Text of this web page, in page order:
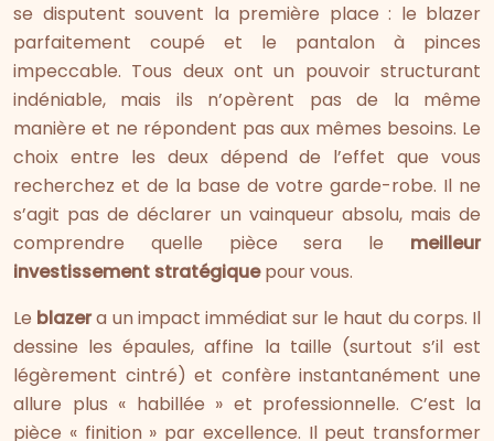
se disputent souvent la première place : le blazer
parfaitement coupé et le pantalon à pinces
impeccable. Tous deux ont un pouvoir structurant
indéniable, mais ils n’opèrent pas de la même
manière et ne répondent pas aux mêmes besoins. Le
choix entre les deux dépend de l’effet que vous
recherchez et de la base de votre garde-robe. Il ne
s’agit pas de déclarer un vainqueur absolu, mais de
comprendre quelle pièce sera le meilleur
investissement stratégiquepour vous.
Le blazera un impact immédiat sur le haut du corps. Il
dessine les épaules, affine la taille (surtout s’il est
légèrement cintré) et confère instantanément une
allure plus « habillée » et professionnelle. C’est la
pièce « finition » par excellence. Il peut transformer